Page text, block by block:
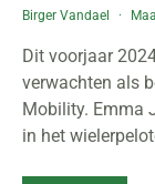
Birger Vandael
Dit voorjaar
verwachten als
Mobility. Emma
in het